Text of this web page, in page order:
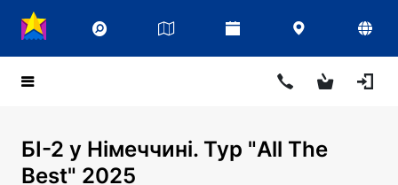
БІ-2 у Німеччині. Тур "All The
Best" 2025